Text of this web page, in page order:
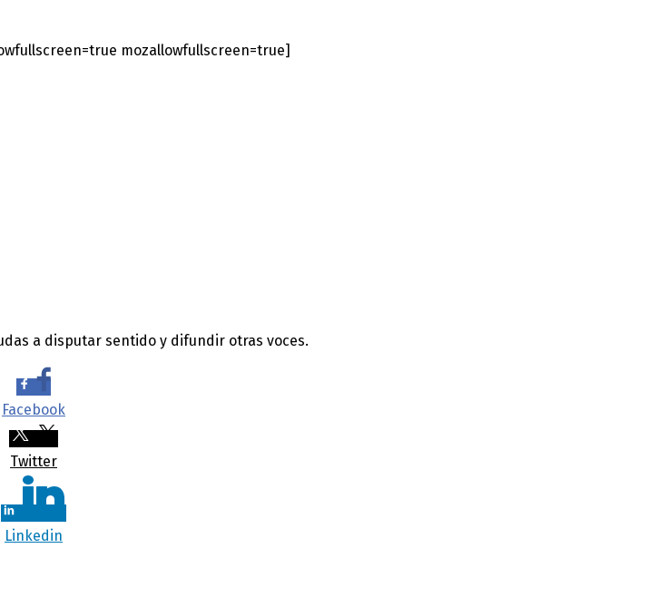
mozallowfullscreen=true]
a disputar sentido y difundir otras voces.
Facebook
Twitter
Linkedin